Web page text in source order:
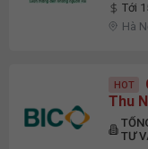
Tới
Hà
HOT
Thu
TƯ